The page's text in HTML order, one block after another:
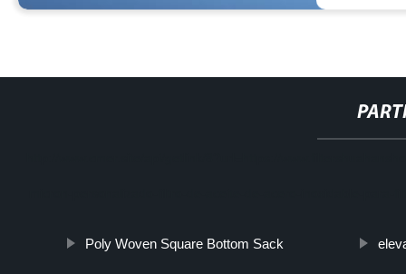
Poly Woven Square Bottom Sack